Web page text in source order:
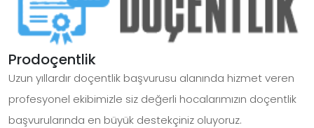
Prodoçentlik
Uzun yıllardır doçentlik başvurusu alanında hizmet veren
profesyonel ekibimizle siz değerli hocalarımızın doçentlik
başvurularında en büyük destekçiniz oluyoruz.